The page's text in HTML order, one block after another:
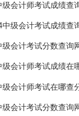
会计师考试成绩查
级会计考试成绩查
级会计考试分数查询
会计师考试成绩在
会计师考试在哪查
级会计考试分数查询